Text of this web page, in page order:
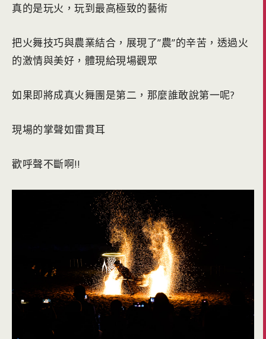
真的是玩火，玩到最高極致的藝術
把火舞技巧與農業結合，展現了”農”的辛苦，透過火
的激情與美好，體現給現場觀眾
如果即將成真火舞團是第二，那麼誰敢說第一呢?
現場的掌聲如雷貫耳
歡呼聲不斷啊!!